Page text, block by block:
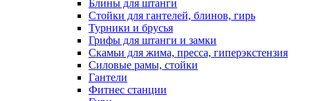
Блины для штанги
Стойки для гантелей, блинов, гирь
Турники и брусья
Грифы для штанги и замки
Скамьи для жима, пресса, гиперэкстензия
Силовые рамы, стойки
Гантели
Фитнес станции